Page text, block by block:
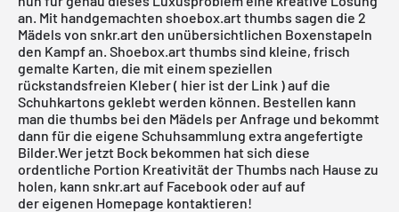
an. Mit handgemachten shoebox.art thumbs sagen die 2
Mädels von snkr.art den unübersichtlichen Boxenstapeln
den Kampf an. Shoebox.art thumbs sind kleine, frisch
gemalte Karten, die mit einem speziellen
rückstandsfreien Kleber( hier ist der Link )auf die
Schuhkartons geklebt werden können. Bestellen kann
man die thumbs bei den Mädels per Anfrage und bekommt
dann für die eigene Schuhsammlung extra angefertigte
Bilder.Wer jetzt Bock bekommen hat sich diese
ordentliche Portion Kreativität der Thumbs nach Hause zu
holen, kann snkr.art auf Facebook oder auf auf
der eigenen Homepage kontaktieren!